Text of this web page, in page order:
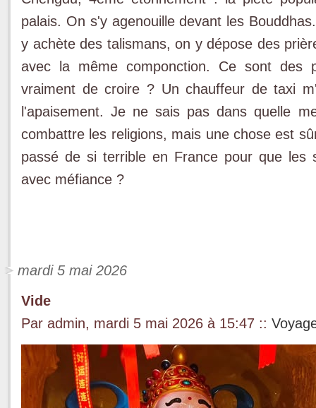
palais. On s'y agenouille devant les
y achète des talismans, on y dépose des
avec la même componction. Ce sont des
vraiment de croire ? Un chauffeur de taxi
l'apaisement. Je ne sais pas dans quelle
combattre les religions, mais une chose est
passé de si terrible en France pour que les
avec méfiance ?
mardi 5 mai 2026
Vide
Par admin, mardi 5 mai 2026 à 15:47 ::